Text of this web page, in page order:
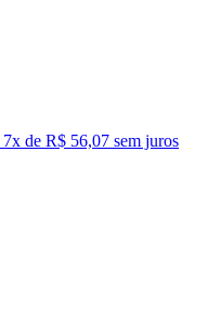
7x de R$ 56,07 sem juros